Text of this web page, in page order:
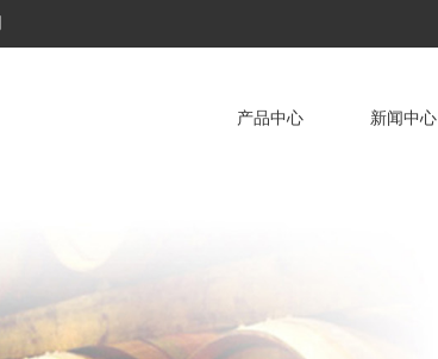
产品中心 新闻中心